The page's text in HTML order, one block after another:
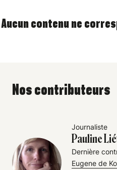
Aucun contenu ne
Nos contributeurs
Journaliste
Pauline
Dernière
Eugene de